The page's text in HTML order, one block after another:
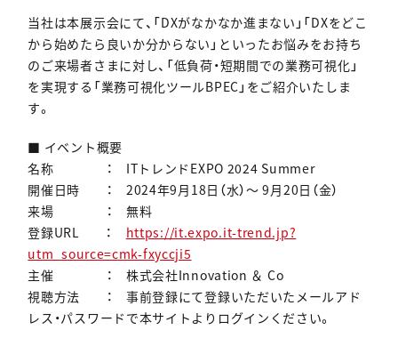
当社は本展示会にて、「DXがなかなか進まない」「DXをどこ
から始めたら良いか分からない」といったお悩みをお持ち
のご来場者さまに対し、「低負荷・短期間での業務可視化」
を実現する「業務可視化ツールBPEC」をご紹介いたしま
す。
■ イベント概要
名称 ： ITトレンドEXPO 2024 Summer
開催日時 ： 2024年9月18日（水）〜 9月20日（金）
来場 ： 無料
登録URL ： https://it.expo.it-trend.jp?
utm_source=cmk-fxyccji5
主催 ： 株式会社Innovation ＆ Co
視聴方法 ： 事前登録にて登録いただいたメールアド
レス・パスワードで本サイトよりログインください。